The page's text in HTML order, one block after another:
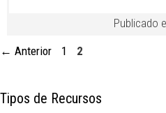
Publicado
← Anterior Página
1 Página
2
Tipos de Recursos